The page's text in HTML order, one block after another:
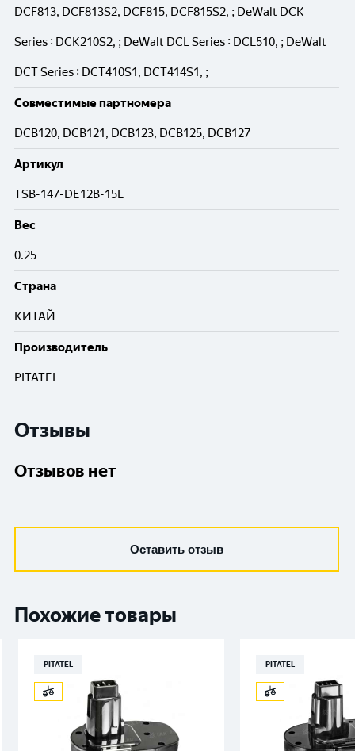
DCF813, DCF813S2, DCF815, DCF815S2, ; DeWalt DCK
Series : DCK210S2, ; DeWalt DCL Series : DCL510, ; DeWalt
DCT Series : DCT410S1, DCT414S1, ;
Совместимые партномера
DCB120, DCB121, DCB123, DCB125, DCB127
Артикул
TSB-147-DE12B-15L
Вес
0.25
Cтрана
КИТАЙ
Производитель
PITATEL
Отзывы
Отзывов нет
Оставить отзыв
Похожие товары
PITATEL PITATEL